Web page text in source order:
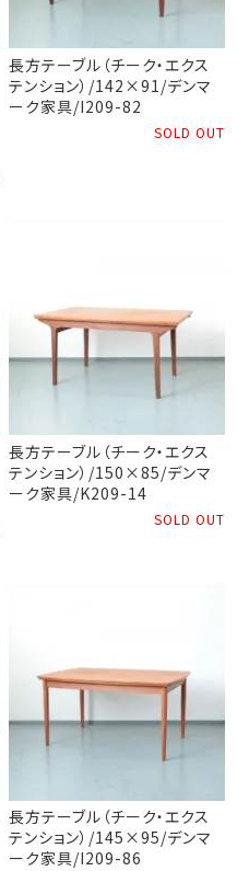
長方テーブル（チーク・エクス
テンション）/142×91/デンマ
ーク家具/I209-82
SOLD OUT
長方テーブル（チーク・エクス
テンション）/150×85/デンマ
ーク家具/K209-14
SOLD OUT
長方テーブル（チーク・エクス
テンション）/145×95/デンマ
ーク家具/I209-86